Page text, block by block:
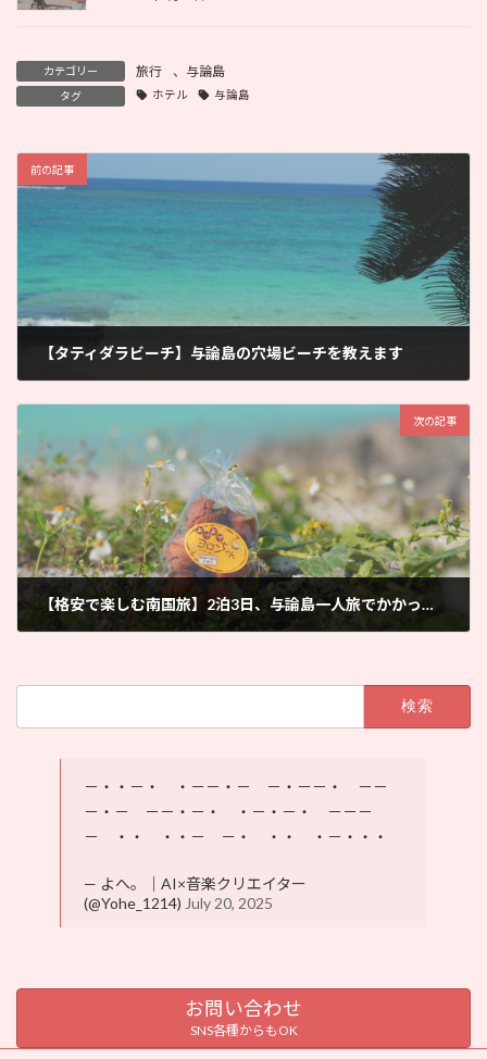
カテゴリー 旅行 、 与論島
タグ ホテル 与論島
前の記事
【タティダラビーチ】与論島の穴場ビーチを教えます
次の記事
【格安で楽しむ南国旅】2泊3日、与論島一人旅でかかった費用を公開します
－・・－・ ・－－・－ －・－－・ －－
－・－ －－・－・ ・－・－・ －－－
－ ・・ ・・－ －・ ・・ ・－・・・
— よへ。｜AI×音楽クリエイター
(@Yohe_1214) July 20, 2025
お問い合わせ
SNS各種からもOK